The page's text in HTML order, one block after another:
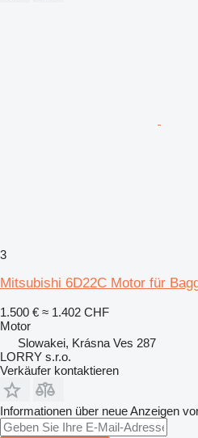
3
Mitsubishi 6D22C Motor für
1.500 € ≈ 1.402 CHF
Motor
Slowakei, Krásna Ves 287
LORRY s.r.o.
Verkäufer kontaktieren
Informationen über neue Anzeigen